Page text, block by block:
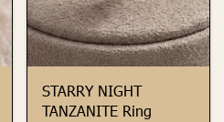
STARRY NIGHT
TANZANITE Ring